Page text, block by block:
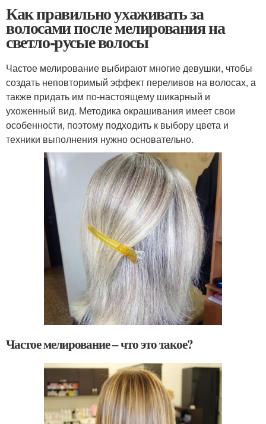
Как правильно ухаживать за
волосами после мелирования на
светло-русые волосы
Частое мелирование выбирают многие девушки, чтобы
создать неповторимый эффект переливов на волосах, а
также придать им по-настоящему шикарный и
ухоженный вид. Методика окрашивания имеет свои
особенности, поэтому подходить к выбору цвета и
техники выполнения нужно основательно.
Частое мелирование – что это такое?